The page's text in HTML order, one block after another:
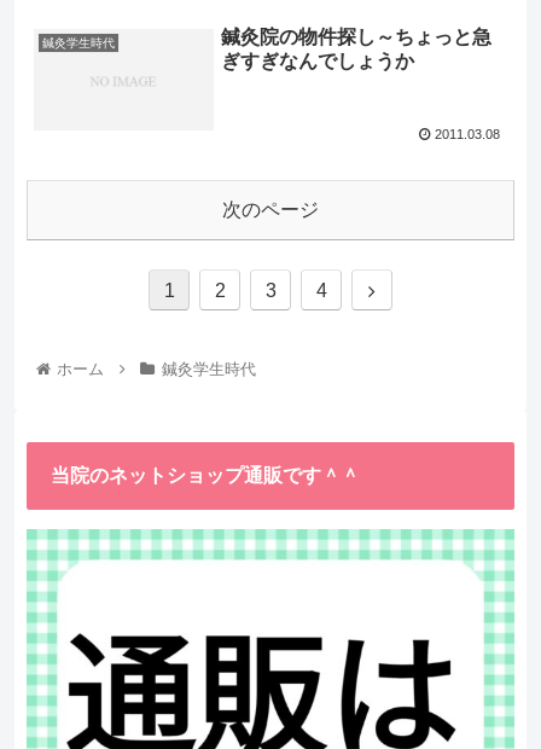
鍼灸学生時代
鍼灸院の物件探し～ちょっと急
ぎすぎなんでしょうか
2011.03.08
次のページ
1 2 3 4
ホーム 鍼灸学生時代
当院のネットショップ通販です＾＾